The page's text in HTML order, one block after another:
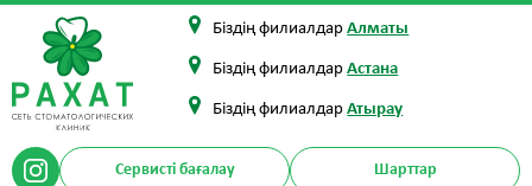
Біздің филиалдарАлматы
Біздің филиалдарАстана
Біздің филиалдарАтырау
Сервисті бағалау Шарттар